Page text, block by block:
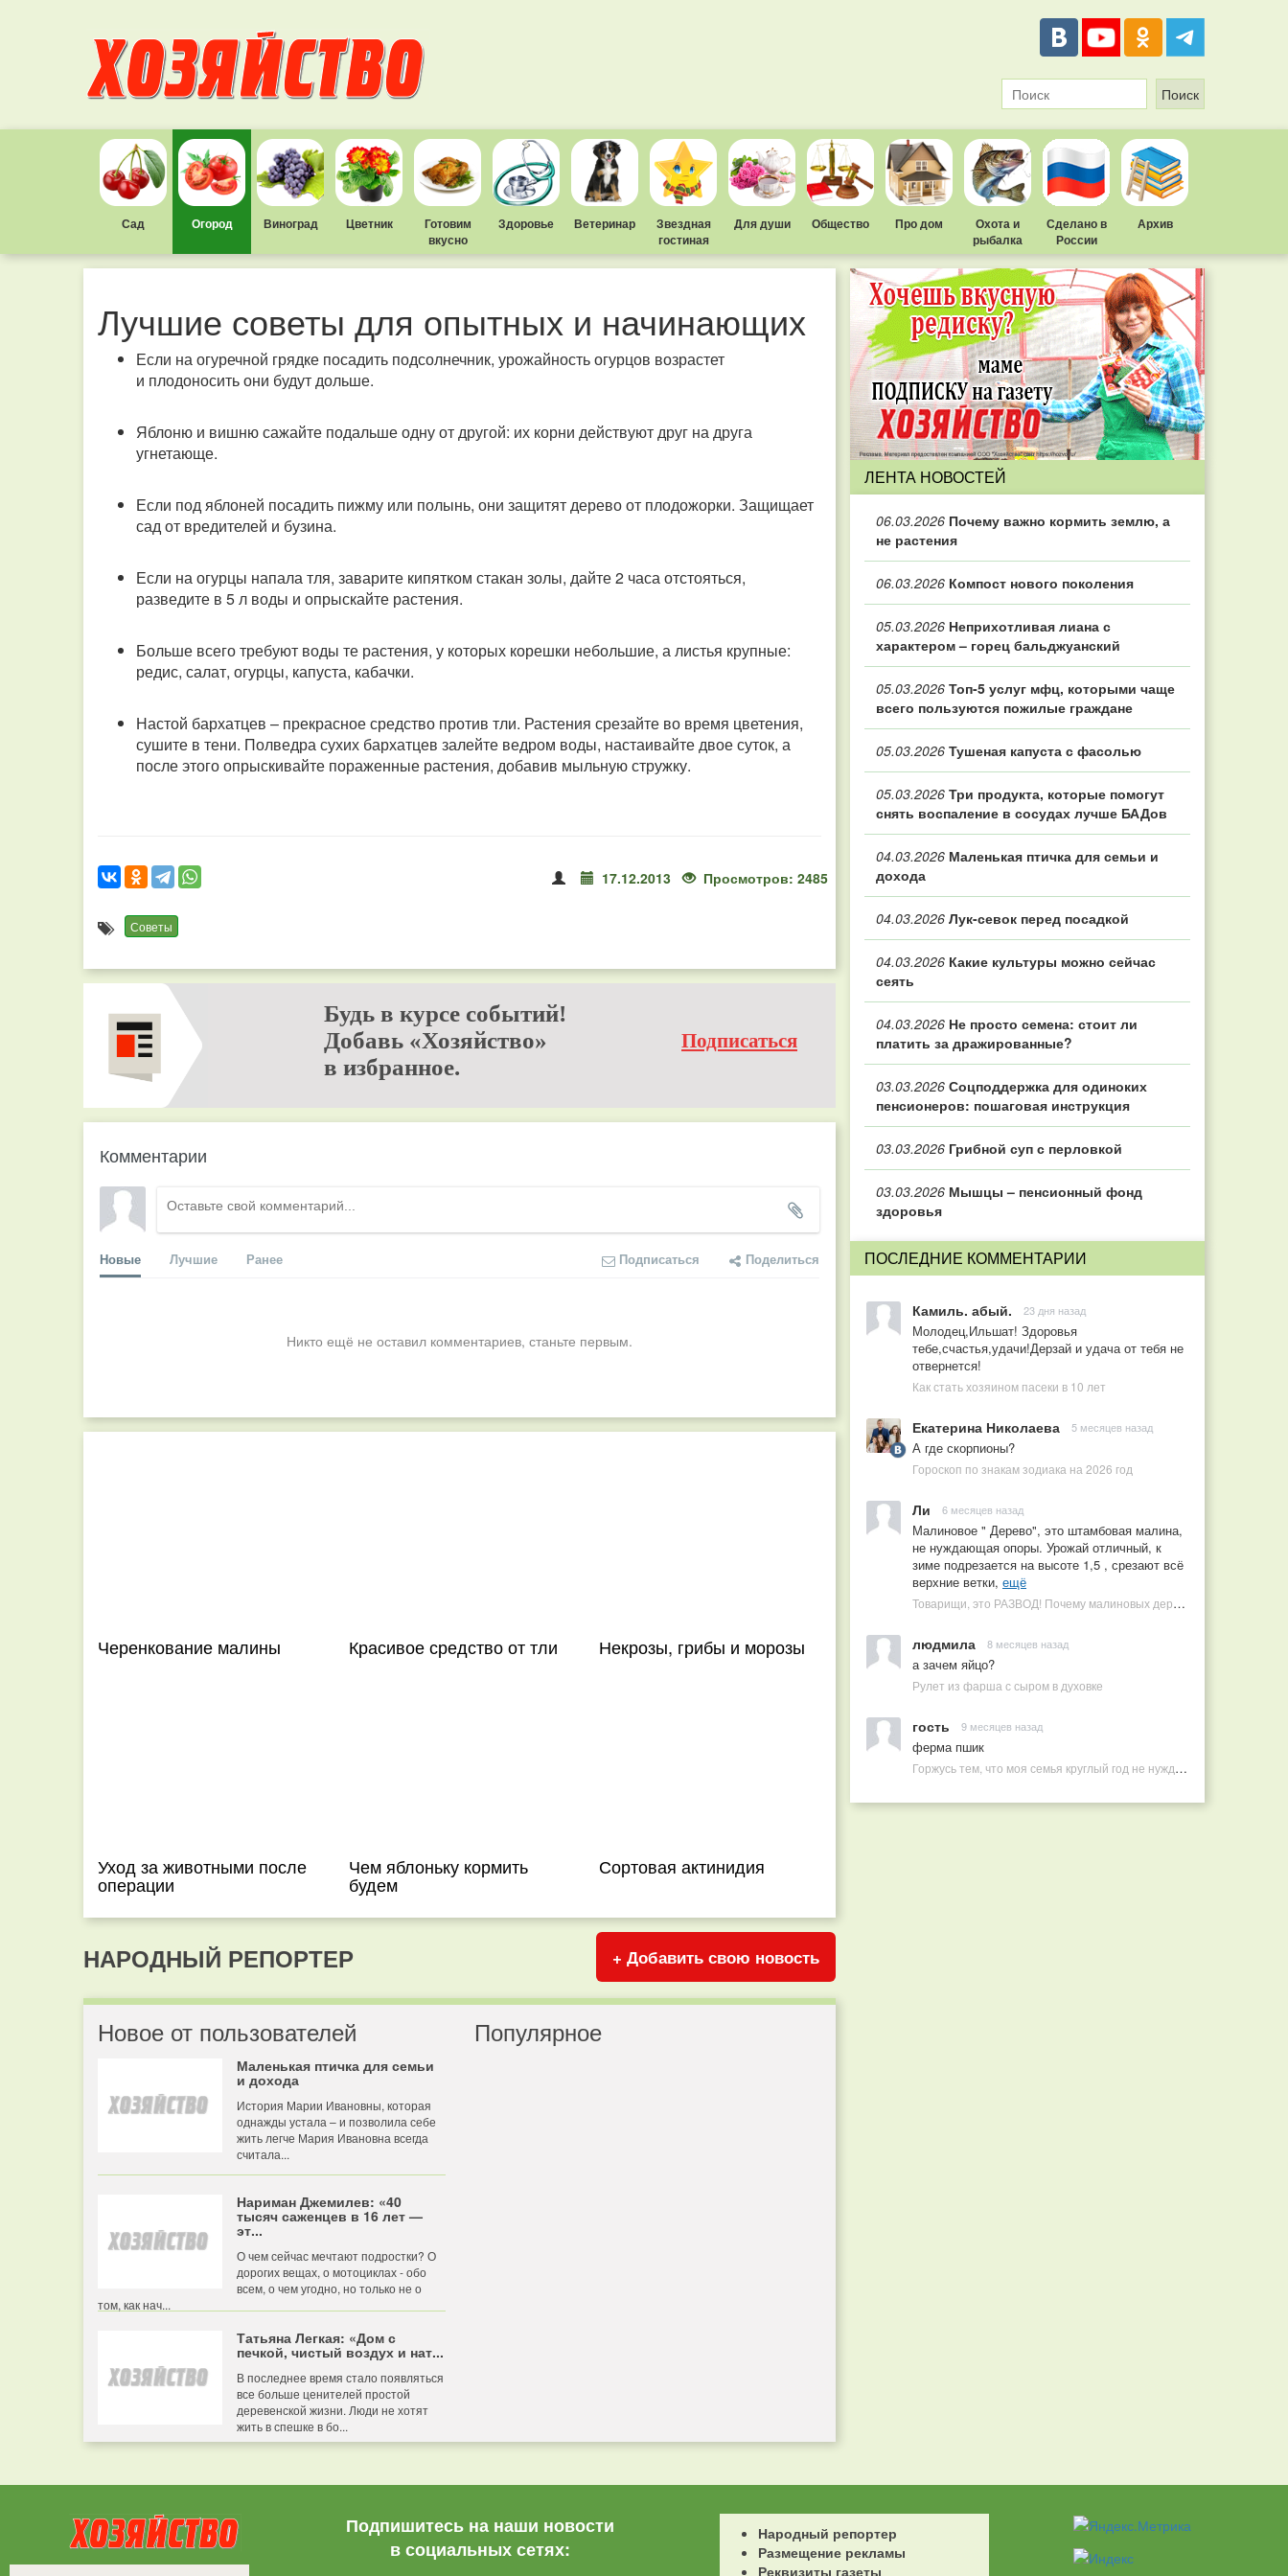
Сад Огород Виноград Цветник
Готовим
вкусно
Здоровье Ветеринар
Звездная
гостиная
Для души Общество Про дом
Охота и
рыбалка
Сделано в
России
Архив
Лучшие советы для опытных и начинающих
Если на огуречной грядке посадить подсолнечник, урожайность огурцов возрастет
и плодоносить они будут дольше.
Яблоню и вишню сажайте подальше одну от другой: их корни действуют друг на друга
угнетающе.
Если под яблоней посадить пижму или полынь, они защитят дерево от плодожорки. Защищает
сад от вредителей и бузина.
Если на огурцы напала тля, заварите кипятком стакан золы, дайте 2 часа отстояться,
разведите в 5 л воды и опрыскайте растения.
Больше всего требуют воды те растения, у которых корешки небольшие, а листья крупные:
редис, салат, огурцы, капуста, кабачки.
Настой бархатцев – прекрасное средство против тли. Растения срезайте во время цветения,
сушите в тени. Полведра сухих бархатцев залейте ведром воды, настаивайте двое суток, а
после этого опрыскивайте пораженные растения, добавив мыльную стружку.
17.12.2013 Просмотров: 2485
Советы
Будь в курсе событий!
Добавь «Хозяйство»
в избранное.
Подписаться
Комментарии
Новые Лучшие Ранее Подписаться Поделиться
Никто ещё не оставил комментариев, станьте первым.
Черенкование малины Красивое средство от тли Некрозы, грибы и морозы
Уход за животными после
операции
Чем яблоньку кормить
будем
Сортовая актинидия
НАРОДНЫЙ РЕПОРТЕР + Добавить свою новость
Новое от пользователей
Маленькая птичка для семьи
и дохода
История Марии Ивановны, которая
однажды устала – и позволила себе
жить легче Мария Ивановна всегда
считала...
Нариман Джемилев: «40
тысяч саженцев в 16 лет —
эт...
О чем сейчас мечтают подростки? О
дорогих вещах, о мотоциклах - обо
всем, о чем угодно, но только не о
том, как нач...
Татьяна Легкая: «Дом с
печкой, чистый воздух и нат...
В последнее время стало появляться
все больше ценителей простой
деревенской жизни. Люди не хотят
жить в спешке в бо...
Популярное
ЛЕНТА НОВОСТЕЙ
06.03.2026 Почему важно кормить землю, а
не растения
06.03.2026 Компост нового поколения
05.03.2026 Неприхотливая лиана с
характером – горец бальджуанский
05.03.2026 Топ‑5 услуг мфц, которыми чаще
всего пользуются пожилые граждане
05.03.2026 Тушеная капуста с фасолью
05.03.2026 Три продукта, которые помогут
снять воспаление в сосудах лучше БАДов
04.03.2026 Маленькая птичка для семьи и
дохода
04.03.2026 Лук-севок перед посадкой
04.03.2026 Какие культуры можно сейчас
сеять
04.03.2026 Не просто семена: стоит ли
платить за дражированные?
03.03.2026 Соцподдержка для одиноких
пенсионеров: пошаговая инструкция
03.03.2026 Грибной суп с перловкой
03.03.2026 Мышцы – пенсионный фонд
здоровья
ПОСЛЕДНИЕ КОММЕНТАРИИ
Камиль. абый. 23 дня назад
Молодец,Ильшат! Здоровья
тебе,счастья,удачи!Дерзай и удача от тебя не
отвернется!
Как стать хозяином пасеки в 10 лет
Екатерина Николаева 5 месяцев назад
А где скорпионы?
Гороскоп по знакам зодиака на 2026 год
Ли 6 месяцев назад
Малиновое " Дерево", это штамбовая малина,
не нуждающая опоры. Урожай отличный, к
зиме подрезается на высоте 1,5 , срезают всё
верхние ветки, ещё
Товарищи, это РАЗВОД! Почему малиновых деревьев не бывает, или Как ушлые продавцы наживаются на мечтах садоводов
людмила 8 месяцев назад
а зачем яйцо?
Рулет из фарша с сыром в духовке
гость 9 месяцев назад
ферма пшик
Горжусь тем, что моя семья круглый год не нуждается в покупных витаминах
Подпишитесь на наши новости
в социальных сетях:
Народный репортер
Размещение рекламы
Реквизиты газеты